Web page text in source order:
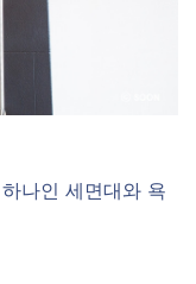
나인 세면대와 욕